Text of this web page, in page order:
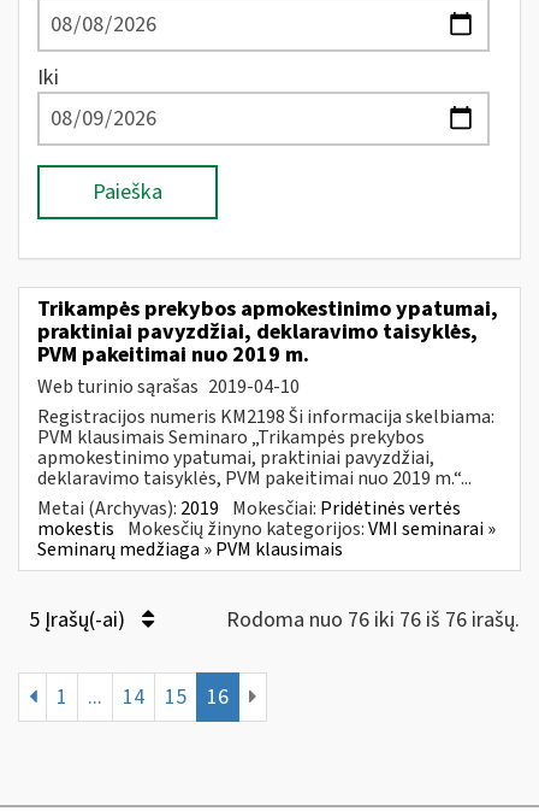
Iki
Paieška
Trikampės prekybos apmokestinimo ypatumai,
praktiniai pavyzdžiai, deklaravimo taisyklės,
PVM pakeitimai nuo 2019 m.
Web turinio sąrašas 2019-04-10
Registracijos numeris KM2198 Ši informacija skelbiama:
PVM klausimais Seminaro „Trikampės prekybos
apmokestinimo ypatumai, praktiniai pavyzdžiai,
deklaravimo taisyklės, PVM pakeitimai nuo 2019 m.“...
Metai (Archyvas): 2019 Mokesčiai: Pridėtinės vertės
mokestis Mokesčių žinyno kategorijos:VMI seminarai »
Seminarų medžiaga » PVM klausimais
5 Įrašų(-ai) Rodoma nuo 76 iki 76 iš 76 irašų.
1 ... 14 15 16